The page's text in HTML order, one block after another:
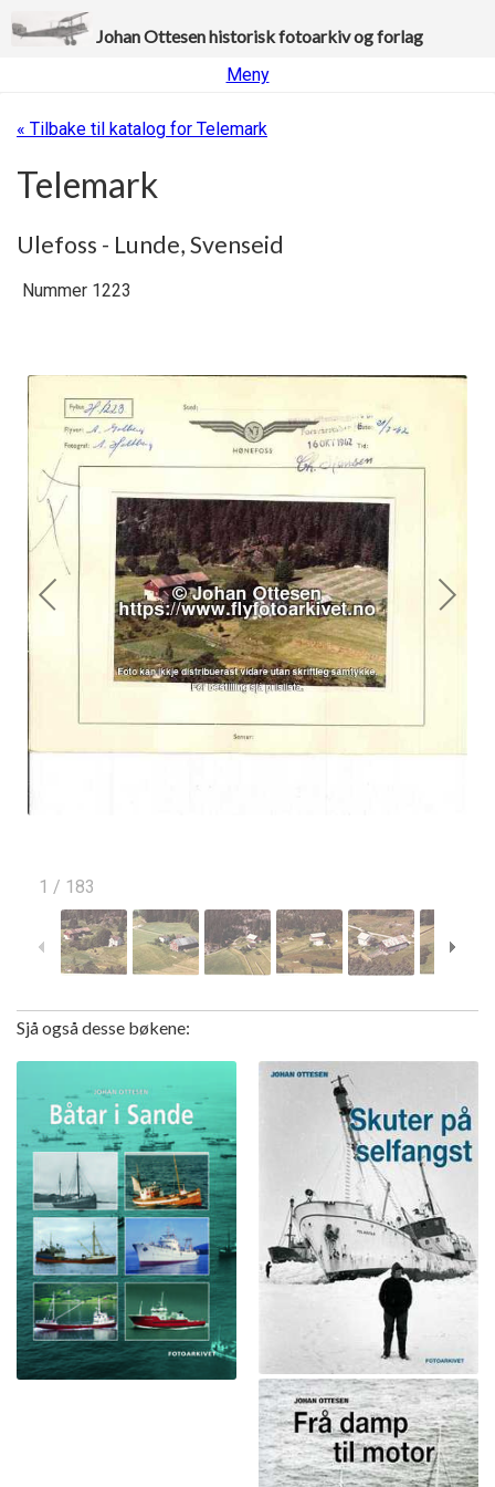
Johan Ottesen historisk fotoarkiv og forlag
Meny
« Tilbake til katalog for Telemark
Telemark
Ulefoss - Lunde, Svenseid
1 / 183
Nummer 1223
Sjå også desse bøkene: